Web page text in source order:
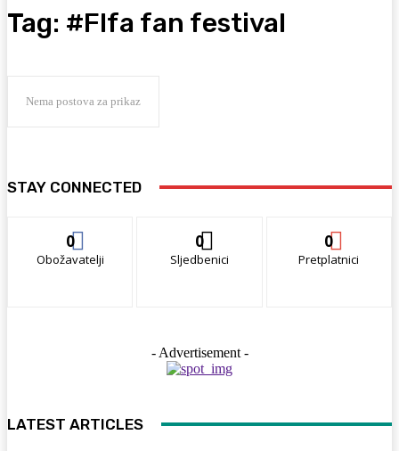
Tag: #FIfa fan festival
Nema postova za prikaz
STAY CONNECTED
0
Obožavatelji
0
Sljedbenici
0
Pretplatnici
- Advertisement -
LATEST ARTICLES